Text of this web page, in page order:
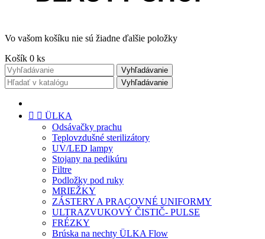
Vo vašom košíku nie sú žiadne ďalšie položky
Košík 0 ks
Vyhľadávanie
Vyhľadávanie
  ÜLKA
Odsávačky prachu
Teplovzdušné sterilizátory
UV/LED lampy
Stojany na pedikúru
Filtre
Podložky pod ruky
MRIEŽKY
ZÁSTERY A PRACOVNÉ UNIFORMY
ULTRAZVUKOVÝ ČISTIČ- PULSE
FRÉZKY
Brúska na nechty ÜLKA Flow